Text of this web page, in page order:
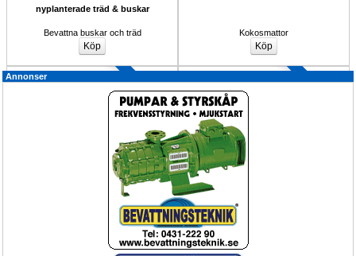
nyplanterade träd & buskar
Bevattna buskar och träd Kokosmattor
Upp till 10%
Markmatta Mypecks VICONA, TT
Markväv Mypecks Vicona
Rörkopplingar
Slang- och Rörskopplingar
Kopplingar för PE/PEM/PEH-rör.
Annonser